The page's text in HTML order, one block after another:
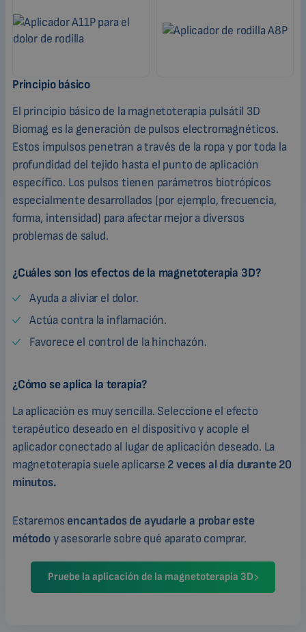
Principio básico
El principio básico de la magnetoterapia pulsátil 3D
Biomag es la generación de pulsos electromagnéticos.
Estos impulsos penetran a través de la ropa y por toda la
profundidad del tejido hasta el punto de aplicación
específico. Los pulsos tienen parámetros biotrópicos
especialmente desarrollados (por ejemplo, frecuencia,
forma, intensidad) para afectar mejor a diversos
problemas de salud.
¿Cuáles son los efectos de la magnetoterapia 3D?
Ayuda a aliviar el dolor.
Actúa contra la inflamación.
Favorece el control de la hinchazón.
¿Cómo se aplica la terapia?
La aplicación es muy sencilla. Seleccione el efecto
terapéutico deseado en el dispositivo y acople el
aplicador conectado al lugar de aplicación deseado. La
magnetoterapia suele aplicarse 2 veces al día durante 20
minutos.
Estaremos encantados de ayudarle a probar este
métodoy asesorarle sobre qué aparato comprar.
Pruebe la aplicación de la magnetoterapia 3D